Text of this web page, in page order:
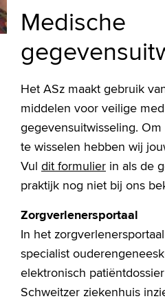
Medische
Het ASz maakt gebruik
middelen voor veilige
gegevensuitwisseling.
te wisselen hebben wij
Vul dit formulier in als de
praktijk nog niet bij ons
Zorgverlenersportaal
In het
specialist
elektronisch
Schweitzer ziekenhuis